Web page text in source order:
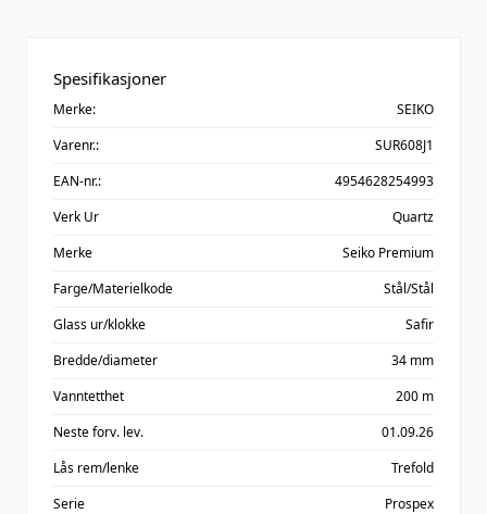
Spesifikasjoner
Merke:
SEIKO
Varenr.:
SUR608J1
EAN-nr.:
4954628254993
Verk Ur
Quartz
Merke
Seiko Premium
Farge/Materielkode
Stål/Stål
Glass ur/klokke
Safir
Bredde/diameter
34 mm
Vanntetthet
200 m
Neste forv. lev.
01.09.26
Lås rem/lenke
Trefold
Serie
Prospex